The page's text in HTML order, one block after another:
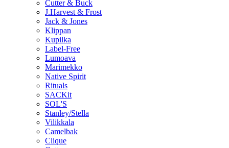
Cutter & Buck
J.Harvest & Frost
Jack & Jones
Klippan
Kupilka
Label-Free
Lumoava
Marimekko
Native Spirit
Rituals
SACKit
SOL'S
Stanley/Stella
Vilikkala
Camelbak
Clique